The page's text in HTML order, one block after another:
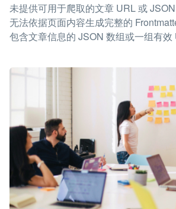
未提供可用于爬取的文章 URL 或
无法依据页面内容生成完整的
包含文章信息的 JSON 数组或一组有效